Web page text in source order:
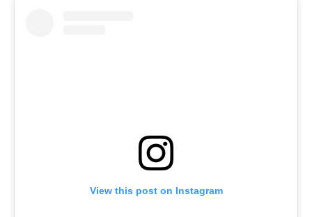
View this post on Instagram